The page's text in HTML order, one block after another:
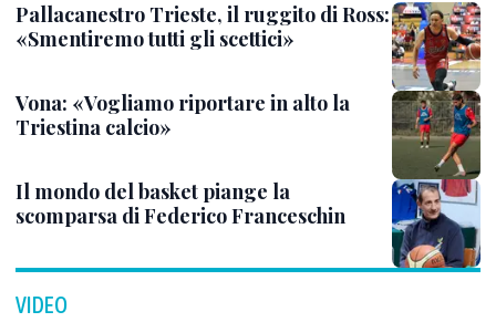
Pallacanestro Trieste, il ruggito di Ross:
«Smentiremo tutti gli scettici»
Vona: «Vogliamo riportare in alto la
Triestina calcio»
Il mondo del basket piange la
scomparsa di Federico Franceschin
VIDEO